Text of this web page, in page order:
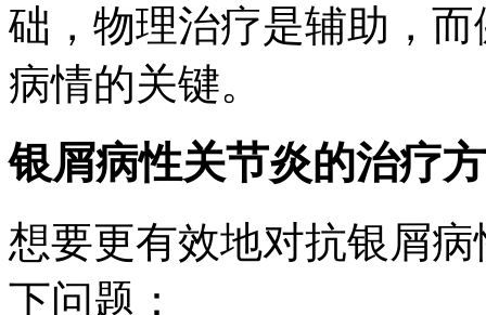
础，物理治疗是辅助，
病情的关键。
银屑病性关节炎的治疗
想要更有效地对抗银屑
下问题：